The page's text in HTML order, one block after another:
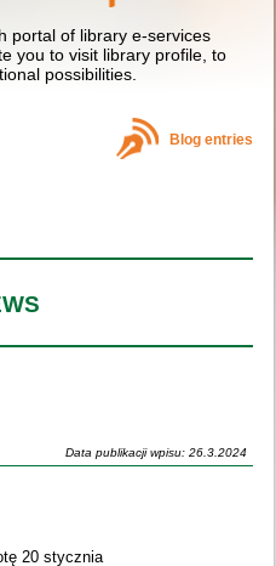
portal of library e-services
you to visit library profile, to
possibilities.
Blog entries
Data publikacji wpisu: 26.3.2024
20 stycznia